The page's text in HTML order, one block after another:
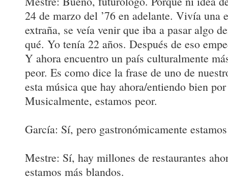
24 de marzo del ’76 en adelante. Vivía una
extraña, se veía venir que iba a pasar algo
qué. Yo tenía 22 años. Después de eso
Y ahora encuentro un país culturalmente
peor. Es como dice la frase de uno de
esta música que hay ahora/entiendo bien
Musicalmente, estamos peor.
García: Sí, pero gastronómicamente
Mestre: Sí, hay millones de restaurantes
estamos más blandos.